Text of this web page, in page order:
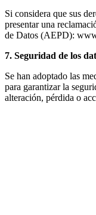
Si considera que sus
presentar una
de Datos (AEPD):
7. Seguridad de los
Se han adoptado las
para garantizar la
alteración, pérdida o